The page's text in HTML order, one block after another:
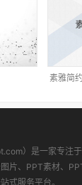
素雅简
）是一家专注
片、PPT素材、
式服务平台。